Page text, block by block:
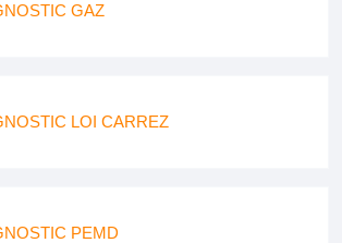
GAZ
LOI CARREZ
PEMD